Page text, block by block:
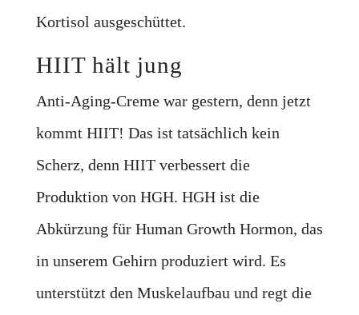
Kortisol ausgeschüttet.
HIIT hält jung
Anti-Aging-Creme war gestern, denn jetzt
kommt HIIT! Das ist tatsächlich kein
Scherz, denn HIIT verbessert die
Produktion von HGH. HGH ist die
Abkürzung für Human Growth Hormon, das
in unserem Gehirn produziert wird. Es
unterstützt den Muskelaufbau und regt die